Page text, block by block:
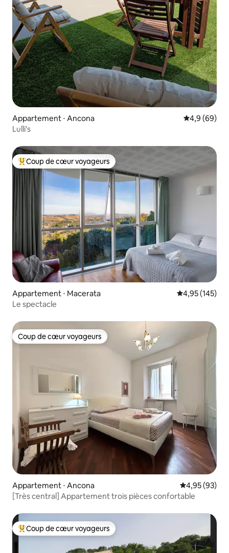
Appartement ⋅ Ancona Évaluation
4,9 (69)
Lulli's
Coups de cœur voyageurs les plus appréciés
Coup de cœur voyageurs
Appartement ⋅ Macerata Évaluation
4,95 (145)
Le spectacle
Coup de cœur voyageurs
Coup de cœur voyageurs
Appartement ⋅ Ancona Évaluation
4,95 (93)
[Très central] Appartement trois pièces confortable
Coups de cœur voyageurs les plus appréciés
Coup de cœur voyageurs